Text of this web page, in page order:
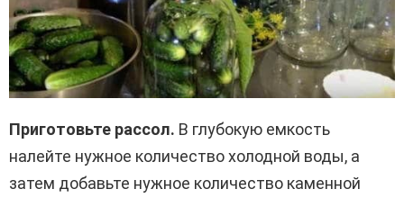
Приготовьте рассол. В глубокую емкость
налейте нужное количество холодной воды, а
затем добавьте нужное количество каменной